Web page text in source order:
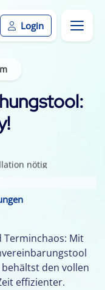
Login
nötig
Mit
den vollen
effizienter.